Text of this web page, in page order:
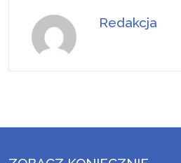
Redakcja